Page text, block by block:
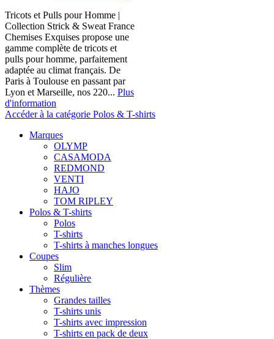
Tricots et Pulls pour Homme |
Collection Strick & Sweat France
Chemises Exquises propose une
gamme complète de tricots et
pulls pour homme, parfaitement
adaptée au climat français. De
Paris à Toulouse en passant par
Lyon et Marseille, nos 220... Plus
d'information
Accéder à la catégorie Polos & T-shirts
Marques
OLYMP
CASAMODA
REDMOND
VENTI
HAJO
TOM RIPLEY
Polos & T-shirts
Polos
T-shirts
T-shirts à manches longues
Coupes
Slim
Régulière
Thèmes
Grandes tailles
T-shirts unis
T-shirts avec impression
T-shirts en pack de deux